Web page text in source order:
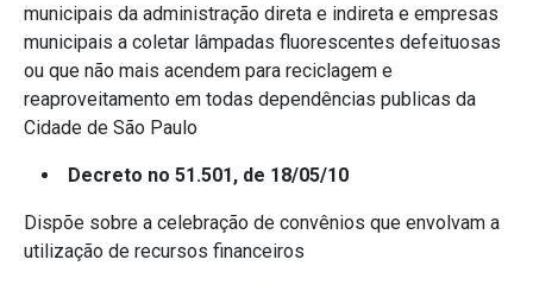
municipais da administração direta e indireta e empresas
municipais a coletar lâmpadas fluorescentes defeituosas
ou que não mais acendem para reciclagem e
reaproveitamento em todas dependências publicas da
Cidade de São Paulo
Decreto no 51.501, de 18/05/10
Dispõe sobre a celebração de convênios que envolvam a
utilização de recursos financeiros